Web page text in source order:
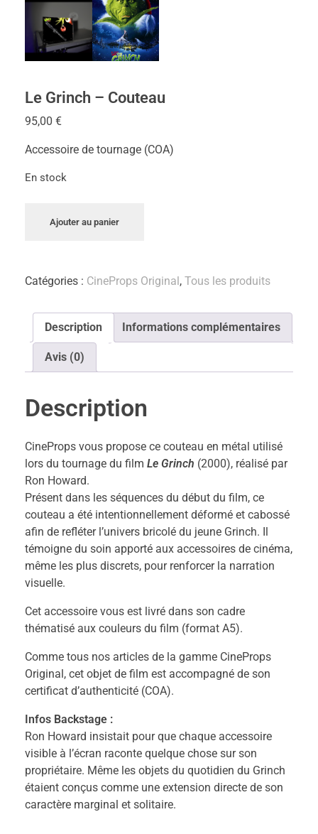
Le Grinch – Couteau
95,00 €
Accessoire de tournage (COA)
En stock
Ajouter au panier
Catégories : CineProps Original, Tous les produits
Description Informations complémentaires
Avis (0)
Description
CineProps vous propose ce couteau en métal utilisé
lors du tournage du film Le Grinch (2000), réalisé par
Ron Howard.
Présent dans les séquences du début du film, ce
couteau a été intentionnellement déformé et cabossé
afin de refléter l’univers bricolé du jeune Grinch. Il
témoigne du soin apporté aux accessoires de cinéma,
même les plus discrets, pour renforcer la narration
visuelle.
Cet accessoire vous est livré dans son cadre
thématisé aux couleurs du film (format A5).
Comme tous nos articles de la gamme CineProps
Original, cet objet de film est accompagné de son
certificat d’authenticité (COA).
Infos Backstage :
Ron Howard insistait pour que chaque accessoire
visible à l’écran raconte quelque chose sur son
propriétaire. Même les objets du quotidien du Grinch
étaient conçus comme une extension directe de son
caractère marginal et solitaire.